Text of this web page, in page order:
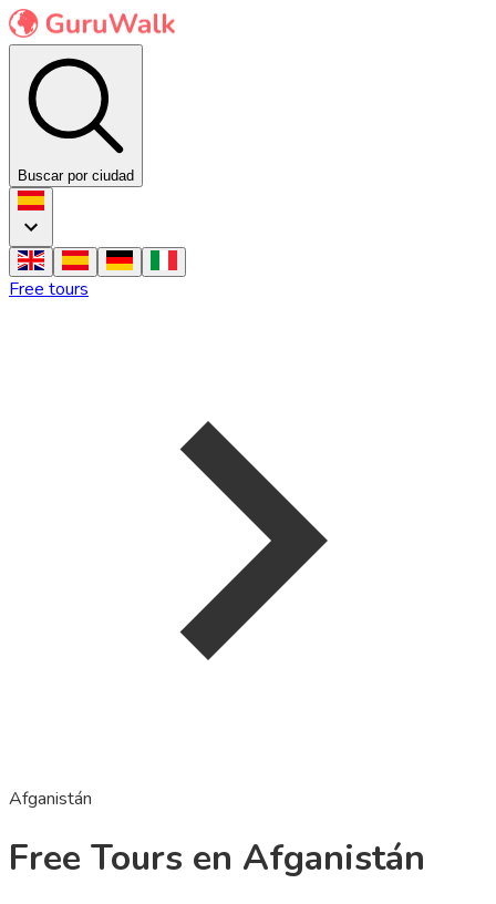
Buscar por ciudad
Free tours
Afganistán
Free Tours en Afganistán